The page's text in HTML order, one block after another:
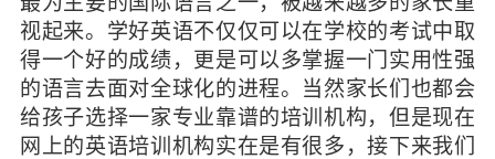
视起来。学好英语不仅仅可以在学校的考试中取
得一个好的成绩，更是可以多掌握一门实用性强
的语言去面对全球化的进程。当然家长们也都会
给孩子选择一家专业靠谱的培训机构，但是现在
网上的英语培训机构实在是有很多，接下来我们